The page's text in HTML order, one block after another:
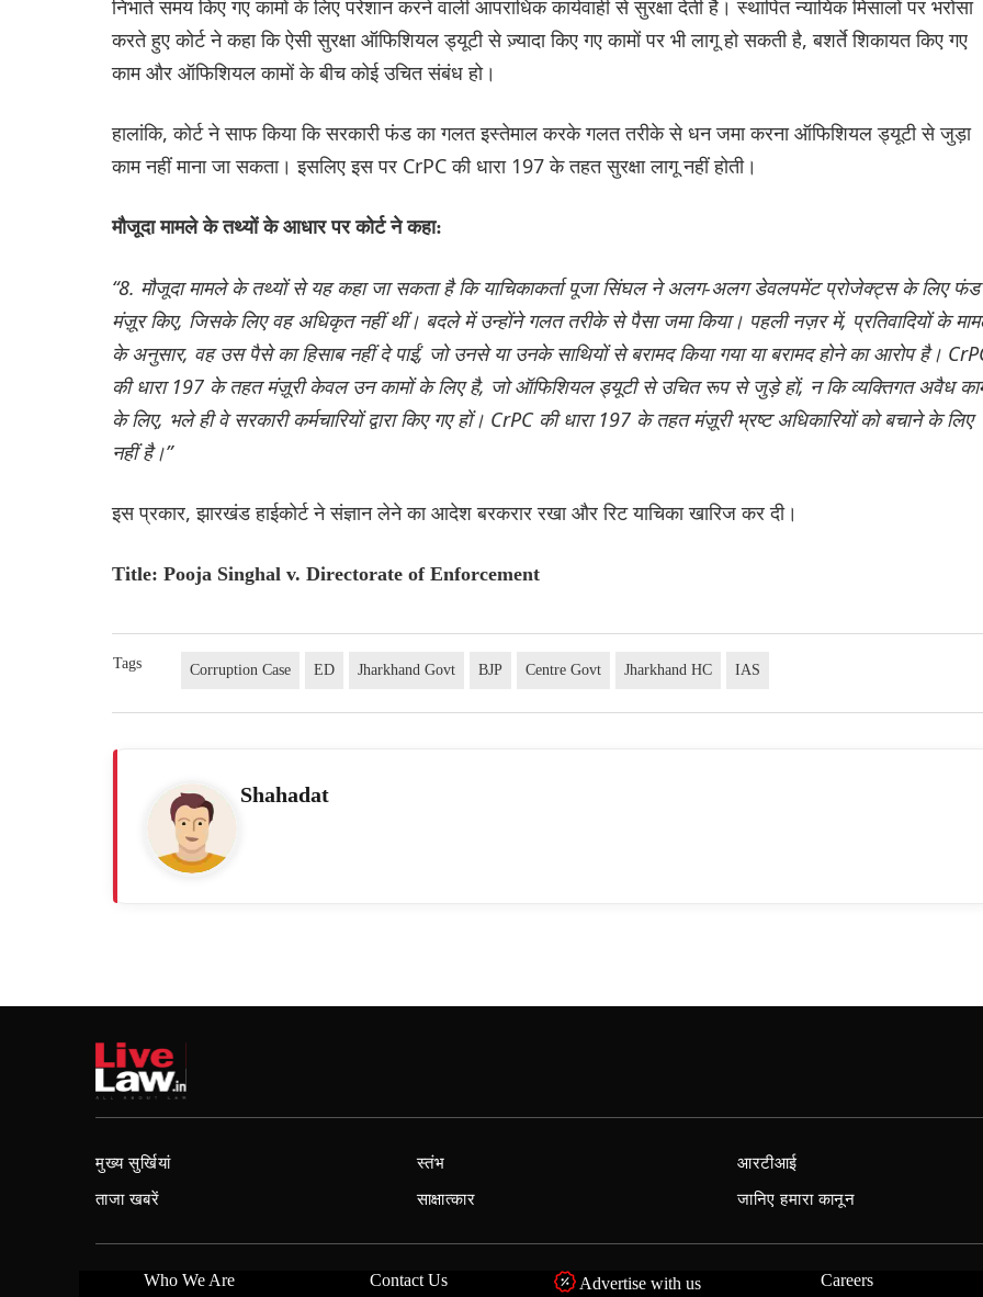
निभाते समय किए गए कामों के लिए परेशान करने वाली आपराधिक कार्यवाही से सुरक्षा देती है। स्थापित न्यायिक मिसालों पर भरोसा
करते हुए कोर्ट ने कहा कि ऐसी सुरक्षा ऑफिशियल ड्यूटी से ज़्यादा किए गए कामों पर भी लागू हो सकती है, बशर्ते शिकायत किए गए
काम और ऑफिशियल कामों के बीच कोई उचित संबंध हो।
हालांकि, कोर्ट ने साफ किया कि सरकारी फंड का गलत इस्तेमाल करके गलत तरीके से धन जमा करना ऑफिशियल ड्यूटी से जुड़ा
काम नहीं माना जा सकता। इसलिए इस पर CrPC की धारा 197 के तहत सुरक्षा लागू नहीं होती।
मौजूदा मामले के तथ्यों के आधार पर कोर्ट ने कहा:
“8. मौजूदा मामले के तथ्यों से यह कहा जा सकता है कि याचिकाकर्ता पूजा सिंघल ने अलग-अलग डेवलपमेंट प्रोजेक्ट्स के लिए फंड
मंज़ूर किए, जिसके लिए वह अधिकृत नहीं थीं। बदले में उन्होंने गलत तरीके से पैसा जमा किया। पहली नज़र में, प्रतिवादियों के
के अनुसार, वह उस पैसे का हिसाब नहीं दे पाईं, जो उनसे या उनके साथियों से बरामद किया गया या बरामद होने का आरोप है।
की धारा 197 के तहत मंज़ूरी केवल उन कामों के लिए है, जो ऑफिशियल ड्यूटी से उचित रूप से जुड़े हों, न कि व्यक्तिगत अवैध
के लिए, भले ही वे सरकारी कर्मचारियों द्वारा किए गए हों। CrPC की धारा 197 के तहत मंज़ूरी भ्रष्ट अधिकारियों को बचाने के लिए
नहीं है।”
इस प्रकार, झारखंड हाईकोर्ट ने संज्ञान लेने का आदेश बरकरार रखा और रिट याचिका खारिज कर दी।
Title: Pooja Singhal v. Directorate of Enforcement
Tags Corruption Case ED Jharkhand Govt BJP Centre Govt Jharkhand HC IAS
Shahadat
मुख्य सुर्खियां
ताजा खबरें
स्तंभ
साक्षात्कार
आरटीआई
जानिए हमारा कानून
Who We Are Contact Us Advertise with us Careers